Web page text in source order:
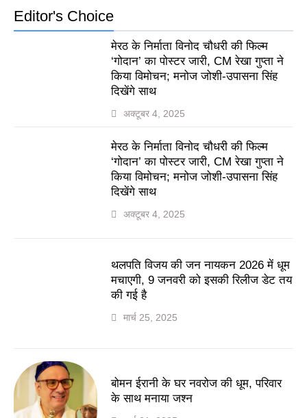
Editor's Choice
मेरठ के निर्माता विनोद चौधरी की फिल्म
‘गोदान’ का पोस्टर जारी, CM रेखा गुप्ता ने
किया विमोचन; मनोज जोशी-उपासना सिंह
दिखेंगे साथ
अक्टूबर 4, 2025
मेरठ के निर्माता विनोद चौधरी की फिल्म
‘गोदान’ का पोस्टर जारी, CM रेखा गुप्ता ने
किया विमोचन; मनोज जोशी-उपासना सिंह
दिखेंगे साथ
अक्टूबर 4, 2025
थलपति विजय की जन नायकन 2026 में धूम
मचाएगी, 9 जनवरी को इसकी रिलीज डेट तय
की गई है
मार्च 25, 2025
बोमन ईरानी के घर नवरोज की धूम, परिवार
के साथ मनाया जश्न